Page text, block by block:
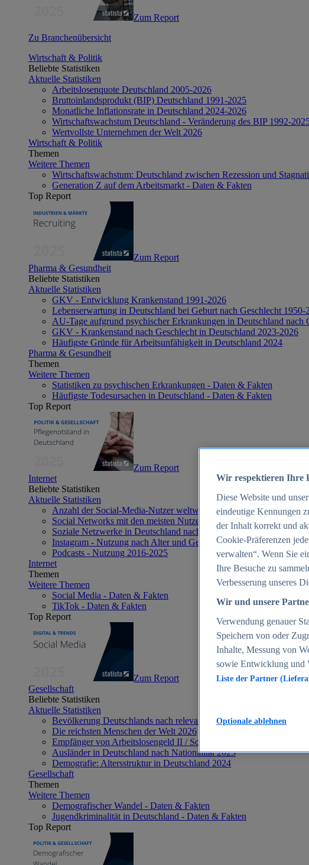
Zum Report
Zu Branchenübersicht
Wirtschaft & Politik
Beliebte Statistiken
Aktuelle Statistiken
Arbeitslosenquote Deutschland 2005-2026
Bruttoinlandsprodukt (BIP) Deutschland 1991-2025
Monatliche Inflationsrate in Deutschland 2024-2026
Wirtschaftswachstum Deutschland - Veränderung des BIP 1992-
Wertvollste Unternehmen der Welt 2026
Wirtschaft & Politik
Themen
Weitere Themen
Wirtschaftswachstum: Deutschland zwischen Rezession und
Generation Z auf dem Arbeitsmarkt - Daten & Fakten
Top Report
Zum Report
Pharma & Gesundheit
Beliebte Statistiken
Aktuelle Statistiken
GKV - Entwicklung Krankenstand 1991-2026
Lebenserwartung in Deutschland bei Geburt nach Geschlecht 1950-
AU-Tage aufgrund psychischer Erkrankungen in Deutschland nach
GKV - Krankenstand nach Geschlecht in Deutschland 2023-2026
Häufigste Gründe für Arbeitsunfähigkeit in Deutschland 2024
Pharma & Gesundheit
Themen
Weitere Themen
Statistiken zu psychischen Erkrankungen - Daten & Fakten
Häufigste Todesursachen in Deutschland - Daten & Fakten
Top Report
Zum Report
Internet
Beliebte Statistiken
Aktuelle Statistiken
Anzahl der Social-Media-Nutzer weltweit 2012-2025
Social Networks mit den meisten Nutzern weltweit 2025
Soziale Netzwerke in Deutschland nach Generationen 2025
Instagram - Nutzung nach Alter und Geschlecht in Deutschland 2025
Podcasts - Nutzung 2016-2025
Internet
Themen
Weitere Themen
Social Media - Daten & Fakten
TikTok - Daten & Fakten
Top Report
Zum Report
Gesellschaft
Beliebte Statistiken
Aktuelle Statistiken
Bevölkerung Deutschlands nach relevanten Altersgruppen 2024
Die reichsten Menschen der Welt 2026
Empfänger von Arbeitslosengeld II / Sozialgeld / Bürgergeld in
Ausländer in Deutschland nach Nationalität 2025
Demografie: Altersstruktur in Deutschland 2024
Gesellschaft
Themen
Weitere Themen
Demografischer Wandel - Daten & Fakten
Jugendkriminalität in Deutschland - Daten & Fakten
Top Report
Wir respektieren Ihre
Diese Website und
eindeutige Kennungen
der Inhalt korrekt und
Cookie-Präferenzen
verwalten“. Wenn Sie
Ihre Besuche zu
Verbesserung unseres
Wir und unsere
Verwendung genauer
Speichern von oder
Inhalte, Messung von
sowie Entwicklung und
Liste der Partner
Optionale ablehnen